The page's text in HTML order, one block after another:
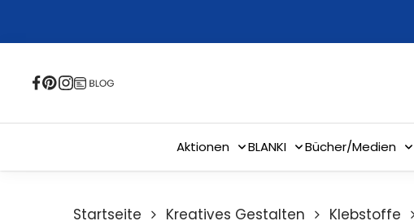
content
Aktionen BLANKI Bücher/Medien
Startseite Kreatives Gestalten Klebstoffe